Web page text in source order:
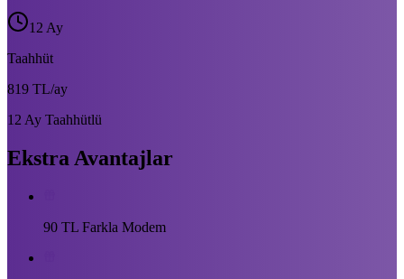
12 Ay
Taahhüt
819 TL/ay
12 Ay Taahhütlü
Ekstra Avantajlar
90 TL Farkla Modem